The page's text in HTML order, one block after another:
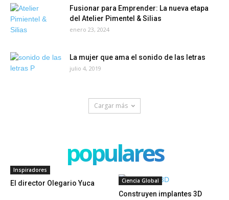
Fusionar para Emprender: La nueva etapa
del Atelier Pimentel & Silias
enero 23, 2024
La mujer que ama el sonido de las letras
julio 4, 2019
Cargar más
populares
Inspiradores
El director Olegario Yuca Ciencia Global
Construyen implantes 3D